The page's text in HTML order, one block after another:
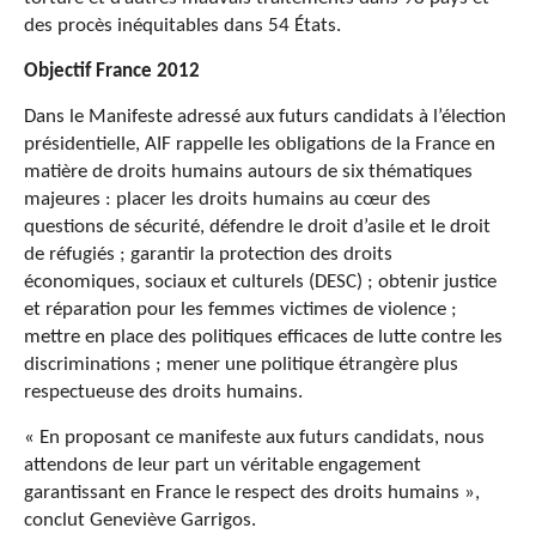
des procès inéquitables dans 54 États.
Objectif France 2012
Dans le Manifeste adressé aux futurs candidats à l’élection
présidentielle, AIF rappelle les obligations de la France en
matière de droits humains autours de six thématiques
majeures : placer les droits humains au cœur des
questions de sécurité, défendre le droit d’asile et le droit
de réfugiés ; garantir la protection des droits
économiques, sociaux et culturels (DESC) ; obtenir justice
et réparation pour les femmes victimes de violence ;
mettre en place des politiques efficaces de lutte contre les
discriminations ; mener une politique étrangère plus
respectueuse des droits humains.
« En proposant ce manifeste aux futurs candidats, nous
attendons de leur part un véritable engagement
garantissant en France le respect des droits humains »,
conclut Geneviève Garrigos.